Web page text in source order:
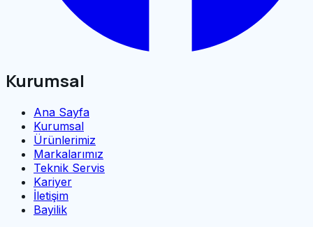
Kurumsal
Ana Sayfa
Kurumsal
Ürünlerimiz
Markalarımız
Teknik Servis
Kariyer
İletişim
Bayilik